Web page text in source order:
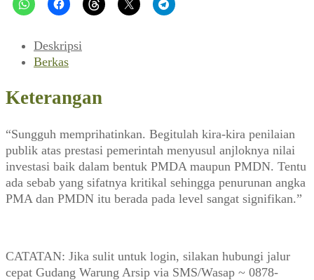
Th.
Deskripsi
Berkas
Keterangan
“Sungguh memprihatinkan. Begitulah kira-kira penilaian
publik atas prestasi pemerintah menyusul anjloknya nilai
investasi baik dalam bentuk PMDA maupun PMDN. Tentu
ada sebab yang sifatnya kritikal sehingga penurunan angka
PMA dan PMDN itu berada pada level sangat signifikan.”
CATATAN: Jika sulit untuk login, silakan hubungi jalur
cepat Gudang Warung Arsip via SMS/Wasap ~ 0878-